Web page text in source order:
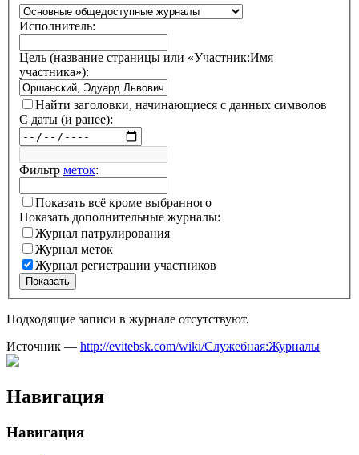
Исполнитель:
Цель (название страницы или «Участник:Имя
участника»):
Найти заголовки, начинающиеся с данных символов
С даты (и ранее):
Фильтр меток:
Показать всё кроме выбранного
Показать дополнительные журналы:
Журнал патрулирования
Журнал меток
Журнал регистрации участников
Показать
Подходящие записи в журнале отсутствуют.
Источник — http://evitebsk.com/wiki/Служебная:Журналы
Навигация
Навигация